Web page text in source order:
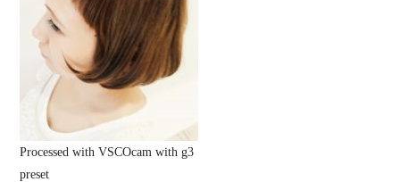
Processed with VSCOcam with g3
preset